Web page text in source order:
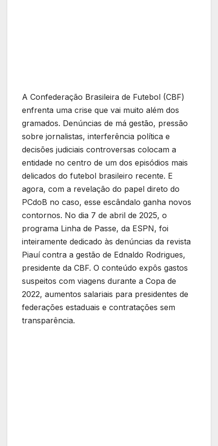
A Confederação Brasileira de Futebol (CBF)
enfrenta uma crise que vai muito além dos
gramados. Denúncias de má gestão, pressão
sobre jornalistas, interferência política e
decisões judiciais controversas colocam a
entidade no centro de um dos episódios mais
delicados do futebol brasileiro recente. E
agora, com a revelação do papel direto do
PCdoB no caso, esse escândalo ganha novos
contornos. No dia 7 de abril de 2025, o
programa Linha de Passe, da ESPN, foi
inteiramente dedicado às denúncias da revista
Piauí contra a gestão de Ednaldo Rodrigues,
presidente da CBF. O conteúdo expôs gastos
suspeitos com viagens durante a Copa de
2022, aumentos salariais para presidentes de
federações estaduais e contratações sem
transparência.